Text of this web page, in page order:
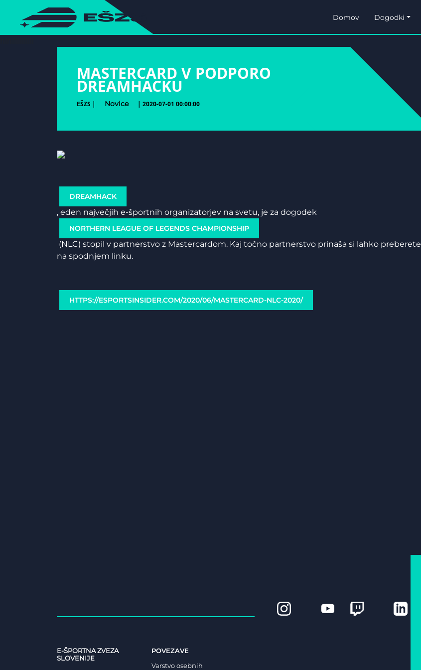
Domov Dogodki
MASTERCARD V PODPORO
DREAMHACKU
EŠZS | Novice | 2020-07-01 00:00:00
DREAMHACK
, eden največjih e-športnih organizatorjev na svetu, je za dogodek
NORTHERN LEAGUE OF LEGENDS CHAMPIONSHIP
(NLC) stopil v partnerstvo z Mastercardom. Kaj točno partnerstvo prinaša si lahko preberete
na spodnjem linku.
HTTPS://ESPORTSINSIDER.COM/2020/06/MASTERCARD-NLC-2020/
E-ŠPORTNA ZVEZA
SLOVENIJE
POVEZAVE
Varstvo osebnih